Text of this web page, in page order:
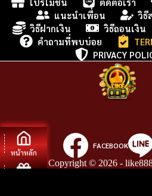
แนะนำเพื่อน
วิธี
วิธีฝากเงิน
วิธีถอนเงิน
คำถามที่พบบ่อย
PRIVACY
FACEBOOK
Copyright © 2026 -
หน้าหลัก